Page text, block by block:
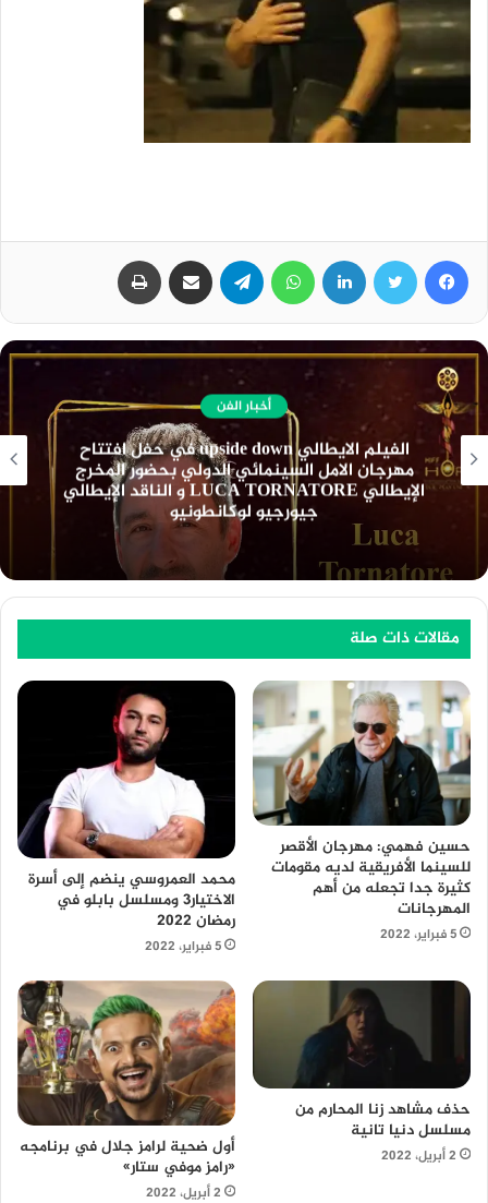
أخبار الفن
نادي السينما الافريقية يعرض فيلم ” تمساح النيل
” بسينما الهناجر السبت المقبل
مقالات ذات صلة
حسين فهمي: مهرجان الأقصر
للسينما الأفريقية لديه مقومات
كثيرة جدا تجعله من أهم
المهرجانات
5 فبراير، 2022
محمد العمروسي ينضم إلى أسرة
الاختيار3 ومسلسل بابلو في
رمضان 2022
5 فبراير، 2022
حذف مشاهد زنا المحارم من
مسلسل دنيا تانية
2 أبريل، 2022
أول ضحية لرامز جلال في برنامجه
«رامز موفي ستار»
2 أبريل، 2022